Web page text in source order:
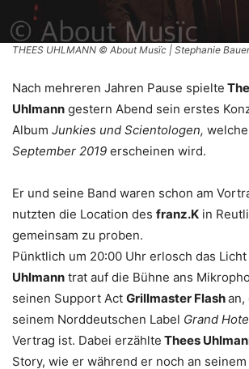
THEES UHLMANN © About Musïc | Stephanie Bauer
Nach mehreren Jahren Pause spielte
Uhlmann gestern Abend sein erstes
Album Junkies und Scientologen,
September 2019 erscheinen wird.
Er und seine Band waren schon am
nutzten die Location des franz.K in
gemeinsam zu proben.
Pünktlich um 20:00 Uhr erlosch das Licht
Uhlmann trat auf die Bühne ans
seinen Support Act Grillmaster Flashan,
seinem Norddeutschen Label Grand
Vertrag ist. Dabei erzählte Thees
Story, wie er während er noch an